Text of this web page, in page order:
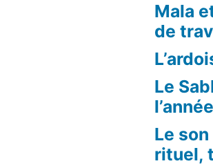
Mala
de
Le
l’année
Le
rituel,